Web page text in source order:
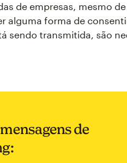
de empresas, mesmo
alguma forma de
sendo transmitida, são
de